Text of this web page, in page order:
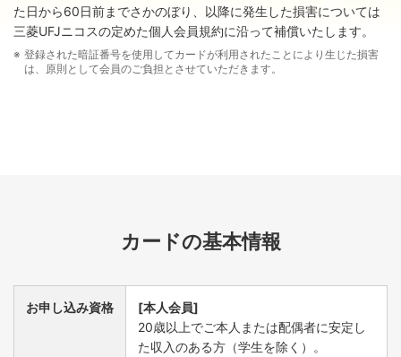
た日から60日前までさかのぼり、以降に発生した損害については
三菱UFJニコスの定めた個人会員規約に沿って補償いたします。
登録された暗証番号を使用してカードが利用されたことにより生じた損害
は、原則として会員のご負担とさせていただきます。
カードの基本情報
お申し込み資格
[本人会員]
20歳以上でご本人または配偶者に安定し
た収入のある方（学生を除く）。